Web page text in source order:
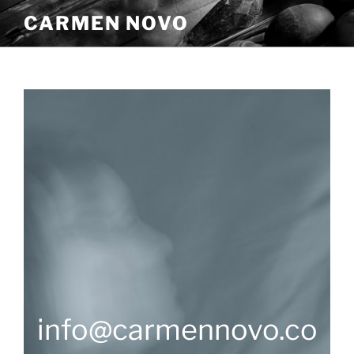
Aller
au
contenu
CARMEN NOVO
info@carmennovo.co